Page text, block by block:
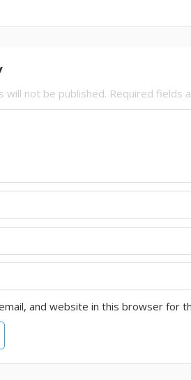
will not be published. Required fields
and website in this browser for